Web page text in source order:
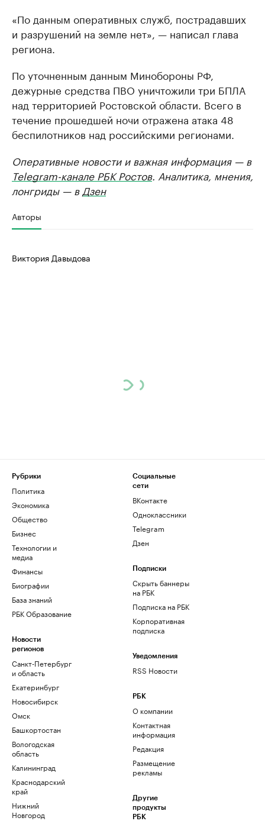
«По данным оперативных служб, пострадавших
и разрушений на земле нет», — написал глава
региона.
По уточненным данным Минобороны РФ,
дежурные средства ПВО уничтожили три БПЛА
над территорией Ростовской области. Всего в
течение прошедшей ночи отражена атака 48
беспилотников над российскими регионами.
Оперативные новости и важная информация — в
Telegram-канале РБК Ростов. Аналитика, мнения,
лонгриды — в Дзен
Авторы
Виктория Давыдова
Рубрики
Политика
Экономика
Общество
Бизнес
Технологии и
медиа
Финансы
Биографии
База знаний
РБК Образование
Новости
регионов
Санкт-Петербург
и область
Екатеринбург
Новосибирск
Омск
Башкортостан
Вологодская
область
Калининград
Краснодарский
край
Нижний
Новгород
Социальные
сети
ВКонтакте
Одноклассники
Telegram
Дзен
Подписки
Скрыть баннеры
на РБК
Подписка на РБК
Корпоративная
подписка
Уведомления
RSS Новости
РБК
О компании
Контактная
информация
Редакция
Размещение
рекламы
Другие
продукты
РБК